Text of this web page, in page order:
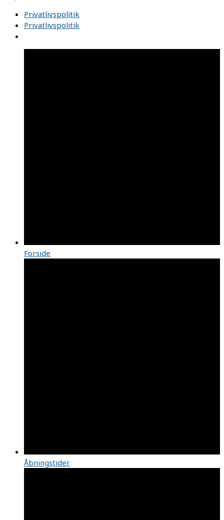
Privatlivspolitik
Privatlivspolitik
Forside
Åbningstider